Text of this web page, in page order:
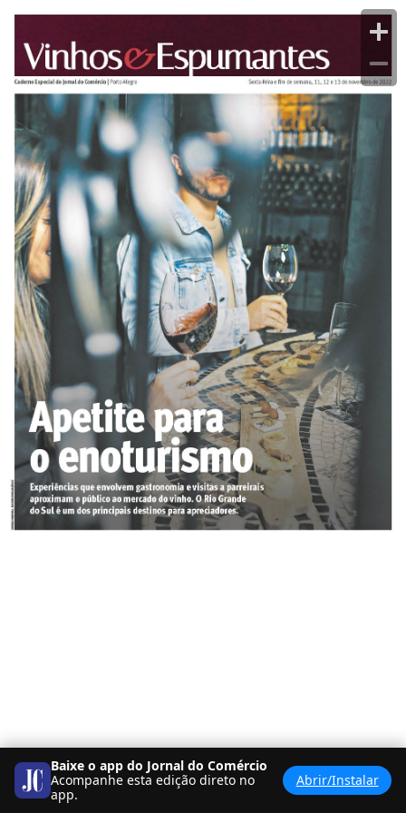
Baixe o app do Jornal do Comércio
Acompanhe esta edição direto no
app.
Abrir/Instalar